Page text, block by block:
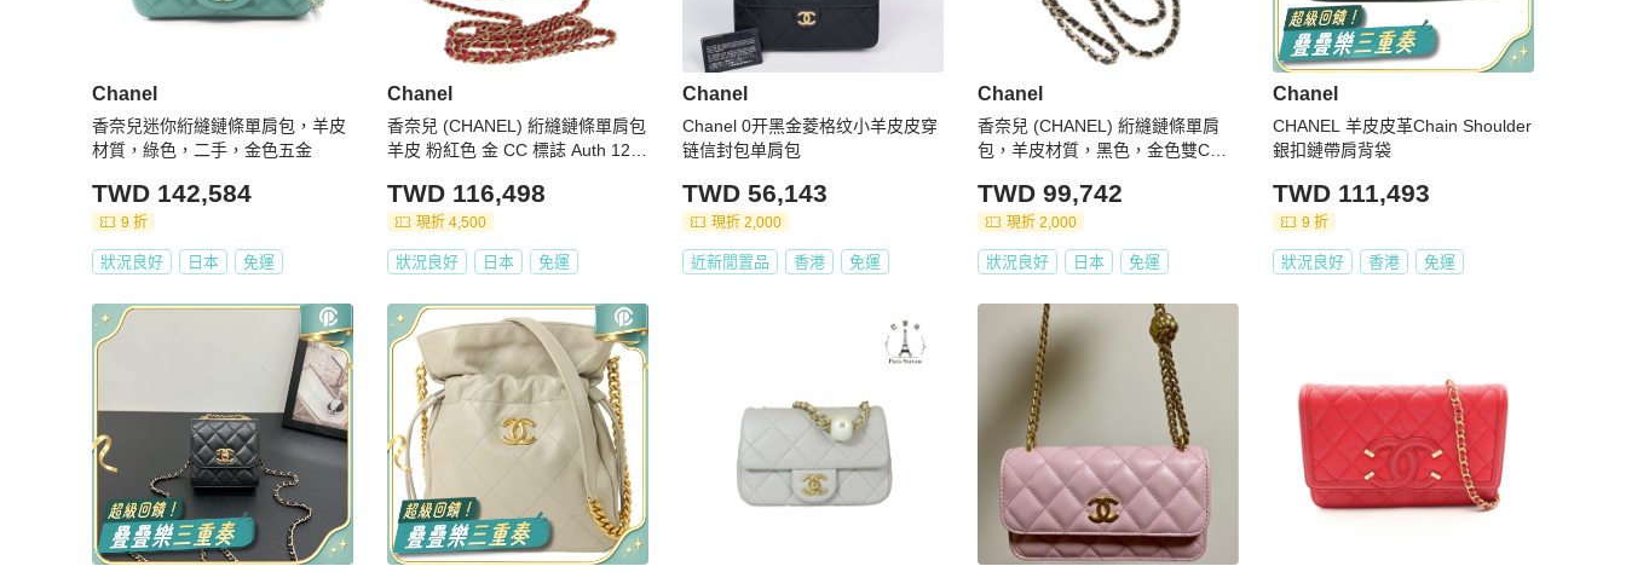
Chanel
香奈兒迷你絎縫鏈條單肩包，羊皮
材質，綠色，二手，金色五金
TWD 142,584
9 折
狀況良好 日本 免運
Chanel
香奈兒 (CHANEL) 絎縫鏈條單肩包
羊皮 粉紅色 金 CC 標誌 Auth 127
TWD 116,498
現折 4,500
狀況良好 日本 免運
Chanel
Chanel 0开黑金菱格纹小羊皮皮穿
链信封包单肩包
TWD 56,143
現折 2,000
近新閒置品 香港 免運
Chanel
香奈兒 (CHANEL) 絎縫鏈條單肩
包，羊皮材質，黑色，金色雙C標
TWD 99,742
現折 2,000
狀況良好 日本 免運
Chanel
CHANEL 羊皮皮革Chain Shoulder
銀扣鏈帶肩背袋
TWD 111,493
9 折
狀況良好 香港 免運